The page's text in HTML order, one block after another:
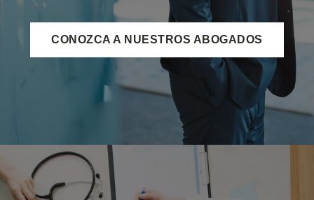
CONOZCA A NUESTROS ABOGADOS